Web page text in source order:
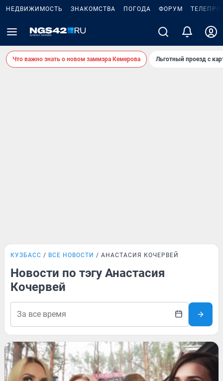
НЕДВИЖИМОСТЬ ЗНАКОМСТВА ПОГОДА ФОРУМ
Что важно знать о новом заммэра Кемерова Льготный проезд с
КУЗБАСС ВСЕ НОВОСТИ АНАСТАСИЯ КОЧЕРВЕЙ
Новости по тэгу Анастасия
Кочервей